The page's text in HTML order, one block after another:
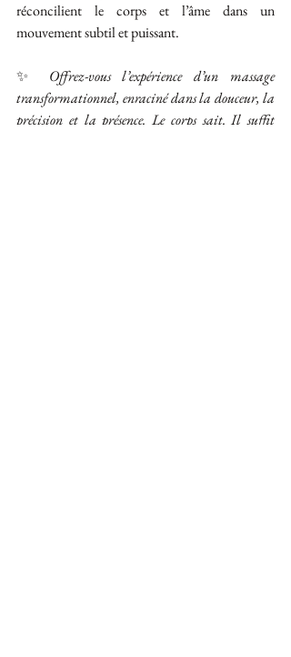
réconcilient le corps et l’âme dans un
mouvement subtil et puissant.
✨ Offrez-vous l’expérience d’un massage
transformationnel, enraciné dans la douceur, la
précision et la présence. Le corps sait. Il suffit